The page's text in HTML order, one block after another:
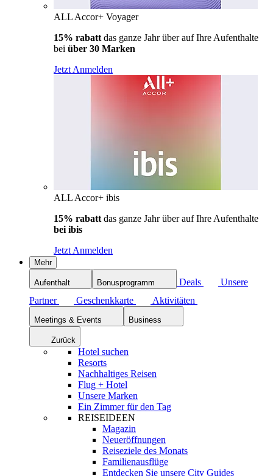
ALL Accor+ Voyager
15% rabatt das ganze Jahr über auf Ihre Aufenthalte
bei über 30 Marken
Jetzt Anmelden
ALL Accor+ ibis
15% rabatt das ganze Jahr über auf Ihre Aufenthalte
bei ibis
Jetzt Anmelden
Mehr
Aufenthalt Bonusprogramm Deals
Unsere
Partner
Geschenkkarte Aktivitäten
Meetings & Events Business
Zurück
Hotel suchen
Resorts
Nachhaltiges Reisen
Flug + Hotel
Unsere Marken
Ein Zimmer für den Tag
REISEIDEEN
Magazin
Neueröffnungen
Reiseziele des Monats
Familienausflüge
Entdecken Sie unsere City Guides